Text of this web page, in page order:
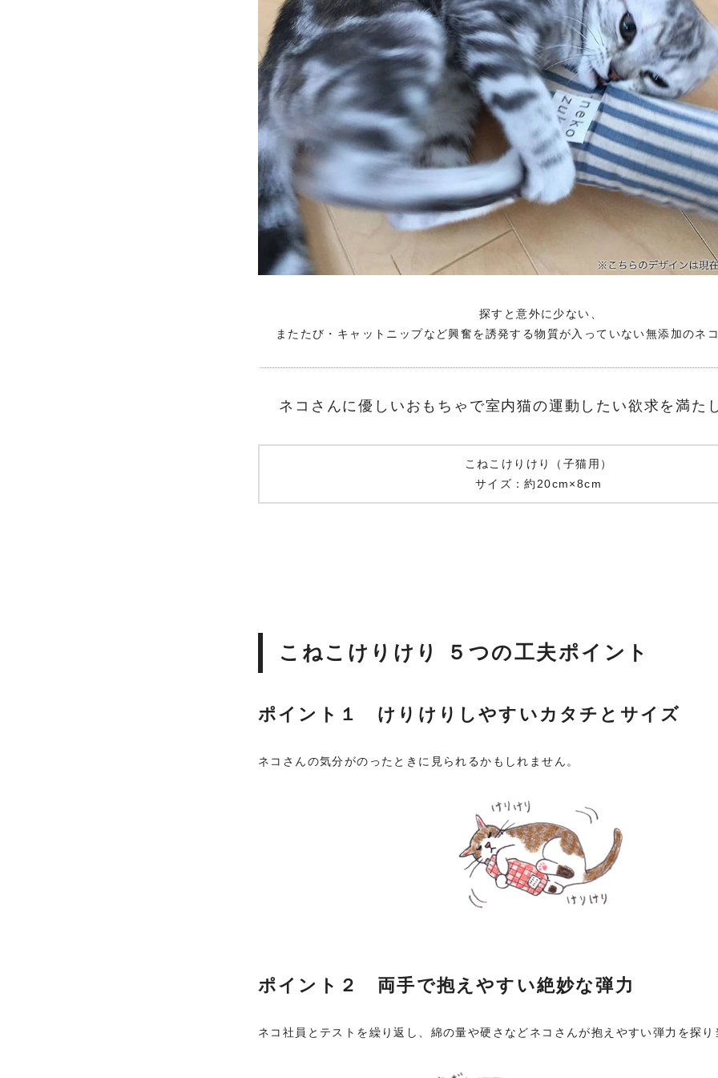
探すと意外に少ない、
またたび・キャットニップなど興奮を誘発する物質が入っていない無添加のネ
ネコさんに優しいおもちゃで室内猫の運動したい欲求を満た
こねこけりけり（子猫用）
サイズ：約20cm×8cm
こねこけりけり ５つの工夫ポイント
ポイント１ けりけりしやすいカタチとサイズ
ネコさんの気分がのったときに見られるかもしれません。
ポイント２ 両手で抱えやすい絶妙な弾力
ネコ社員とテストを繰り返し、綿の量や硬さなどネコさんが抱えやすい弾力を探り